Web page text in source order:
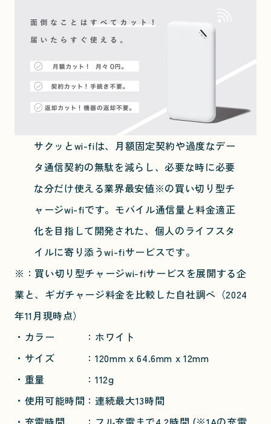
サクッとwi-fiは、月額固定契約や過度なデー
タ通信契約の無駄を減らし、必要な時に必要
な分だけ使える業界最安値※の買い切り型チ
ャージwi-fiです。モバイル通信量と料金適正
化を目指して開発された、個人のライフスタ
イルに寄り添うwi-fiサービスです。
※：買い切り型チャージwi-fiサービスを展開する企
業と、ギガチャージ料金を比較した自社調べ（2024
年11月現時点）
・カラー ：ホワイト
・サイズ ：120mm x 64.6mm x 12mm
・重量 ：112g
・使用可能時間：連続最大13時間